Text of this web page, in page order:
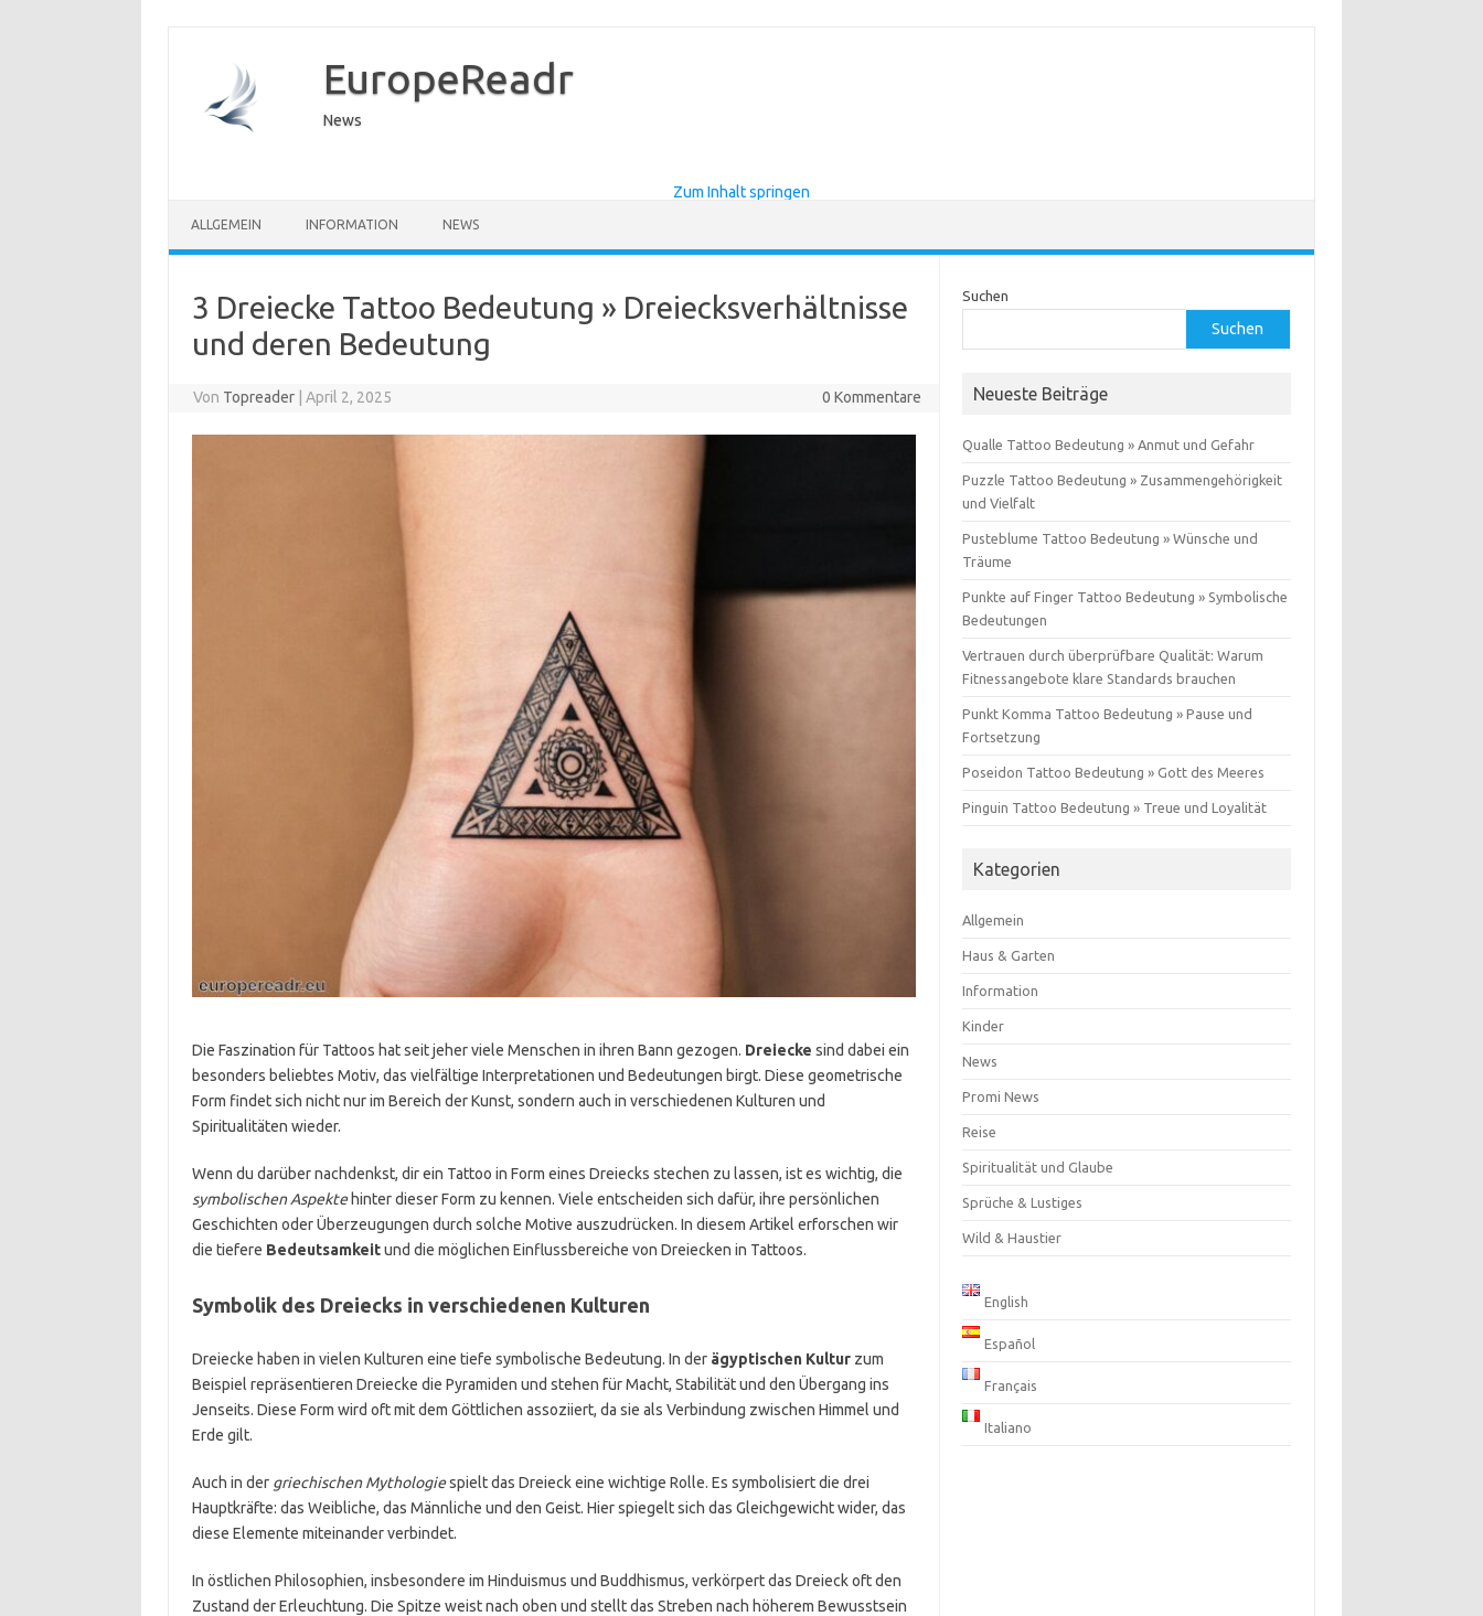
EuropeReadr
News
Zum Inhalt springen
ALLGEMEIN INFORMATION NEWS
3 Dreiecke Tattoo Bedeutung » Dreiecksverhältnisse
und deren Bedeutung
Von Topreader April 2, 2025 0 Kommentare
Die Faszination für Tattoos hat seit jeher viele Menschen in ihren Bann gezogen. Dreiecke sind dabei ein
besonders beliebtes Motiv, das vielfältige Interpretationen und Bedeutungen birgt. Diese geometrische
Form findet sich nicht nur im Bereich der Kunst, sondern auch in verschiedenen Kulturen und
Spiritualitäten wieder.
Wenn du darüber nachdenkst, dir ein Tattoo in Form eines Dreiecks stechen zu lassen, ist es wichtig, die
symbolischen Aspektehinter dieser Form zu kennen. Viele entscheiden sich dafür, ihre persönlichen
Geschichten oder Überzeugungen durch solche Motive auszudrücken. In diesem Artikel erforschen wir
die tiefere Bedeutsamkeitund die möglichen Einflussbereiche von Dreiecken in Tattoos.
Symbolik des Dreiecks in verschiedenen Kulturen
Dreiecke haben in vielen Kulturen eine tiefe symbolische Bedeutung. In der ägyptischen Kulturzum
Beispiel repräsentieren Dreiecke die Pyramiden und stehen für Macht, Stabilität und den Übergang ins
Jenseits. Diese Form wird oft mit dem Göttlichen assoziiert, da sie als Verbindung zwischen Himmel und
Erde gilt.
Auch in der griechischen Mythologiespielt das Dreieck eine wichtige Rolle. Es symbolisiert die drei
Hauptkräfte: das Weibliche, das Männliche und den Geist. Hier spiegelt sich das Gleichgewicht wider, das
diese Elemente miteinander verbindet.
In östlichen Philosophien, insbesondere im Hinduismus und Buddhismus, verkörpert das Dreieck oft den
Zustand der Erleuchtung. Die Spitze weist nach oben und stellt das Streben nach höherem Bewusstsein
Suchen
Suchen
Neueste Beiträge
Qualle Tattoo Bedeutung » Anmut und Gefahr
Puzzle Tattoo Bedeutung » Zusammengehörigkeit
und Vielfalt
Pusteblume Tattoo Bedeutung » Wünsche und
Träume
Punkte auf Finger Tattoo Bedeutung » Symbolische
Bedeutungen
Vertrauen durch überprüfbare Qualität: Warum
Fitnessangebote klare Standards brauchen
Punkt Komma Tattoo Bedeutung » Pause und
Fortsetzung
Poseidon Tattoo Bedeutung » Gott des Meeres
Pinguin Tattoo Bedeutung » Treue und Loyalität
Kategorien
Allgemein
Haus & Garten
Information
Kinder
News
Promi News
Reise
Spiritualität und Glaube
Sprüche & Lustiges
Wild & Haustier
English
Español
Français
Italiano